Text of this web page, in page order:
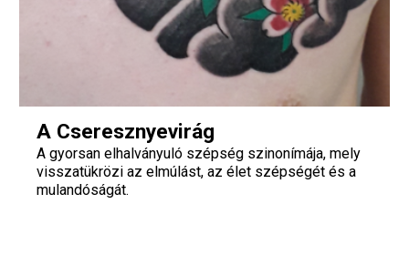
A Cseresznyevirág
A gyorsan elhalványuló szépség szinonímája, mely
visszatükrözi az elmúlást, az élet szépségét és a
mulandóságát.